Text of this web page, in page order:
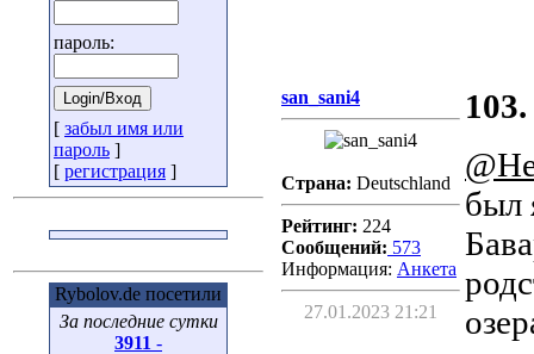
пароль:
[ забыл имя или
пароль ]
[ регистрация ]
Rybolov.de посетили
За последние сутки
3911 -
san_sani4
Страна: Deutschland
Рейтинг: 224
Сообщений: 573
Информация: Aнкета
27.01.2023 21:21
103.
был